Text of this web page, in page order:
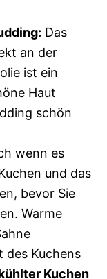
Das
an der
ist ein
Haut
schön
wenn es
und das
bevor Sie
Warme
des Kuchens
Kuchen